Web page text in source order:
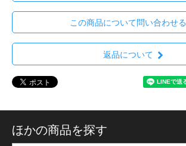
この商品について問い合わせる
返品について
ほかの商品を探す